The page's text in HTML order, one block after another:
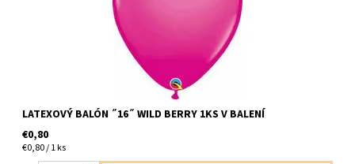
LATEXOVÝ BALÓN ˝16˝ WILD BERRY 1KS V BALENÍ
€0,80
€0,80 / 1 ks